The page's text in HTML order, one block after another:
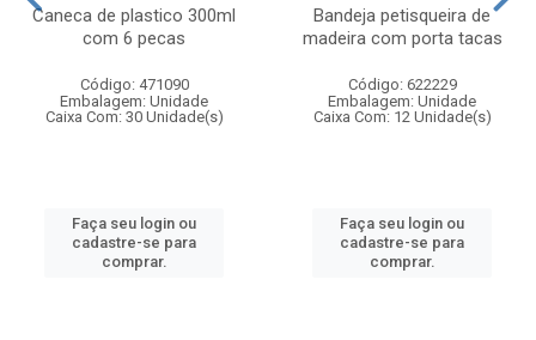
Caneca de plastico 300ml
com 6 pecas
Código: 471090
Embalagem: Unidade
Caixa Com: 30 Unidade(s)
Faça seu login ou
cadastre-se para
comprar.
Bandeja petisqueira de
madeira com porta tacas
Código: 622229
Embalagem: Unidade
Caixa Com: 12 Unidade(s)
Faça seu login ou
cadastre-se para
comprar.